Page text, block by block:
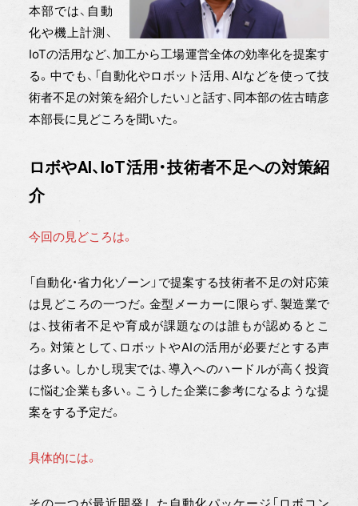
本部では、自動
化や機上計測、
IoTの活用など、加工から工場運営全体の効率化を提案す
る。中でも、「自動化やロボット活用、AIなどを使って技
術者不足の対策を紹介したい」と話す、同本部の佐古晴彦
本部長に見どころを聞いた。
ロボやAI、IoT活用・技術者不足への対策紹
介
今回の見どころは。
「自動化・省力化ゾーン」で提案する技術者不足の対応策
は見どころの一つだ。金型メーカーに限らず、製造業で
は、技術者不足や育成が課題なのは誰もが認めるとこ
ろ。対策として、ロボットやAIの活用が必要だとする声
は多い。しかし現実では、導入へのハードルが高く投資
に悩む企業も多い。こうした企業に参考になるような提
案をする予定だ。
具体的には。
その一つが最近開発した自動化パッケージ「ロボコン